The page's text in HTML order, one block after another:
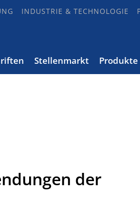
INDUSTRIE & TECHNOLOGIE
Stellenmarkt Produkte
der